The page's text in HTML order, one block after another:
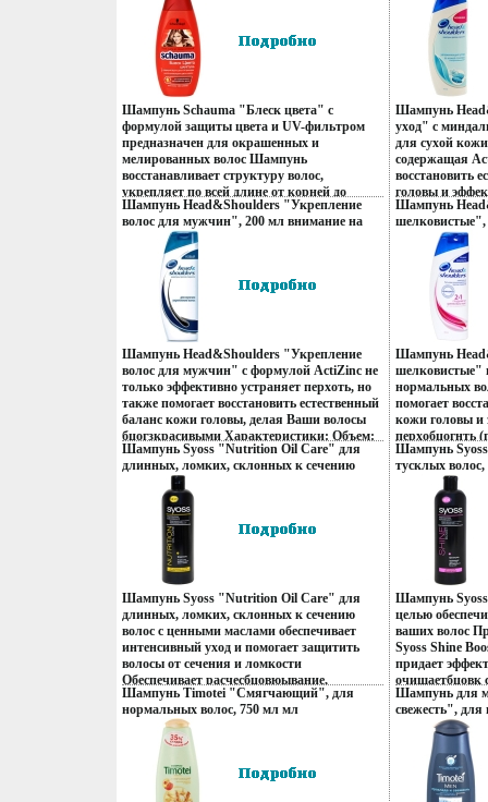
мл Производитель: Франция Артикул:
98956592 Товар сертифицирован.
сертифицирован инфо 13926q.
Шампунь Schauma "Блеск цвета" с
формулой защиты цвета и UV-фильтром
предназначен для окрашенных и
мелированных волос Шампунь
восстанавливает структуру волос,
укрепляет по всей длине от корней до
самбцойцых кончиков 100% силы - 100%
блеска Характеристики: Объем: 380 мл
Производитель: Россия Артикул:
1162286/01 Товар сертифицирован.
Шампунь Head&Shoulders "Укрепление
волос для мужчин", 200 мл внимание на
измененный дизайн упаковки инфо 86r.
Шампунь Head&Shoulders "Укрепление
волос для мужчин" с формулой ActiZinc не
только эффективно устраняет перхоть, но
также помогает восстановить естественный
баланс кожи головы, делая Ваши волосы
бцогзкрасивыми Характеристики: Объем:
200 мл Производитель: Франция Артикул:
98733486 Товар сертифицирован
Уважаемые клиенты! Обращаем ваше
внимание на измененный дизайн упаковки.
Шампунь Syoss "Nutrition Oil Care" для
длинных, ломких, склонных к сечению
волос, 500 мл вы только что посетили
стилиста! инфо 100r.
Шампунь Syoss "Nutrition Oil Care" для
длинных, ломких, склонных к сечению
волос с ценными маслами обеспечивает
интенсивный уход и помогает защитить
волосы от сечения и ломкости
Обеспечивает расчесбцовюывание,
разглаживая поверхность поврежденных
волос; Предотвращает ломкость и
укрепляет; Эластичность без утяжеления
Характеристики: Объем: 500 мл
Производитель: Россия Артикул: 1330915
Товар сертифицирован Средства по уходу
за волосами "Syossqвенгх" используются
Шампунь Timotei "Смягчающий", для
нормальных волос, 750 мл мл
Производитель: Франция Товар
сертифицирован инфо 115r.
1162285/01
Шампунь
уход" с
для сухой
содержащая
восстановить
головы и
перхоть (при
делая Ваши
99373566
Шампунь
99280266
Шампунь
шелковистые"
нормальных
помогает
кожи головы и
перхобцогнть
применении),
красивыми
мл
99280266
Шампунь
тусклых
посетили
Шампунь
целью
ваших волос
Syoss Shine
придает
очищаетбцовк
Разглаживает
обеспечивает
Безупречный
Товар
за волосами
Шампунь для
свежесть",
корней
Россия Товар